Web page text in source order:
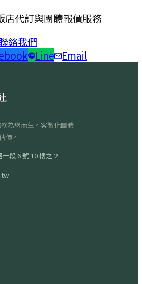
店代訂與團體報價服務
絡我們
Line Email
為您而生。客製化團體
價。
段 6 號 10 樓之 2